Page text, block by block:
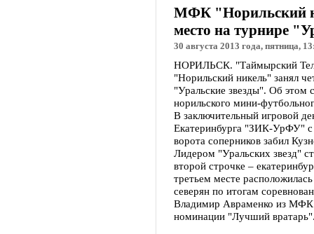
МФК "Норильский
место на турнире
30 августа 2013 года, пятница,
НОРИЛЬСК. "Таймырский
"Норильский никель" занял
"Уральские звезды". Об этом
норильского мини-
В заключительный игровой
Екатеринбурга "ЗИК-УрФУ" с
ворота соперников забил
Лидером "Уральских звезд"
второй строчке –
третьем месте
северян по итогам
Владимир Авраменко из МФК
номинации "Лучший